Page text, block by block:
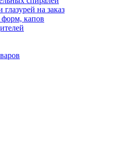
на заказ
форм, капов